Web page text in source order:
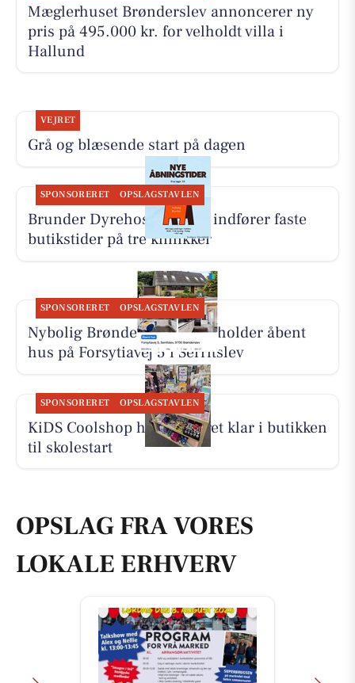
Mæglerhuset Brønderslev annoncerer ny
pris på 495.000 kr. for velholdt villa i
Hallund
VEJRET
Grå og blæsende start på dagen
SPONSORERET OPSLAGSTAVLEN
Brunder Dyrehospital ApS indfører faste
butikstider på tre klinikker
SPONSORERET OPSLAGSTAVLEN
Nybolig Brønderslev & Vrå holder åbent
hus på Forsytiavej 5 i Serritslev
SPONSORERET OPSLAGSTAVLEN
KiDS Coolshop har udvalget klar i butikken
til skolestart
OPSLAG FRA VORES
LOKALE ERHVERV